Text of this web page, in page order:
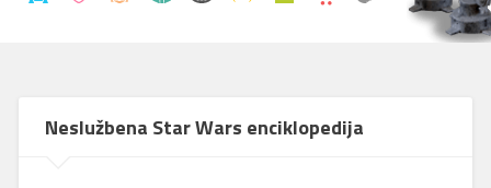
Neslužbena Star Wars enciklopedija